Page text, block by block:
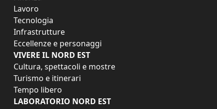
Lavoro
Tecnologia
Infrastrutture
Eccellenze e personaggi
VIVERE IL NORD EST
Cultura, spettacoli e mostre
Turismo e itinerari
Tempo libero
LABORATORIO NORD EST